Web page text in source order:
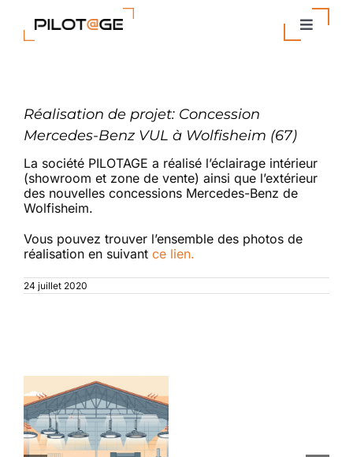
contenu
Toggle
Entreprise
Actualités
Réalisation de projet: Concession
Mercedes-Benz VUL à Wolfisheim (67)
La société PILOTAGE a réalisé l’éclairage intérieur
(showroom et zone de vente) ainsi que l’extérieur
des nouvelles concessions Mercedes-Benz de
Wolfisheim.
Vous pouvez trouver l’ensemble des photos de
réalisation en suivant ce lien.
24 juillet 2020